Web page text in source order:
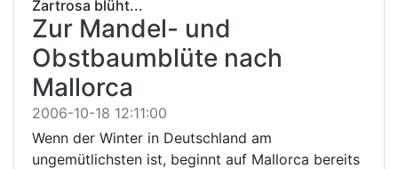
Zartrosa blüht...
Zur Mandel- und
Obstbaumblüte nach
Mallorca
2006-10-18 12:11:00
Wenn der Winter in Deutschland am
ungemütlichsten ist, beginnt auf Mallorca bereits